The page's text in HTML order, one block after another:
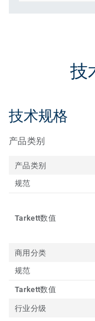
技
技术规格
产品类别
产品类别
规范
Tarkett数值
商用分类
规范
Tarkett数值
行业分级